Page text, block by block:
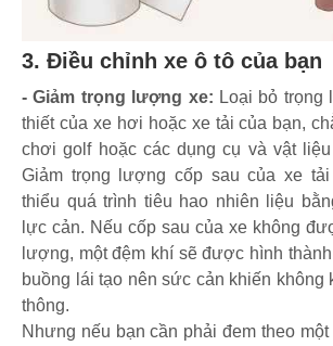
3. Điều chỉnh xe ô tô của bạn
- Giảm trọng lượng xe: Loại bỏ trọng
thiết của xe hơi hoặc xe tải của bạn,
chơi golf hoặc các dụng cụ và vật
Giảm trọng lượng cốp sau của xe
thiểu quá trình tiêu hao nhiên liệu
lực cản. Nếu cốp sau của xe không
lượng, một đệm khí sẽ được hình
buồng lái tạo nên sức cản khiến không
thông.
Nhưng nếu bạn cần phải đem theo